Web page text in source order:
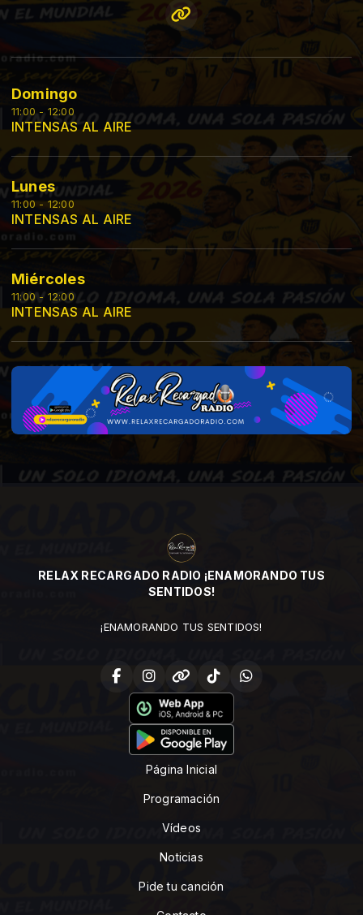
Domingo
11:00 - 12:00
INTENSAS AL AIRE
Lunes
11:00 - 12:00
INTENSAS AL AIRE
Miércoles
11:00 - 12:00
INTENSAS AL AIRE
RELAX RECARGADO RADIO ¡ENAMORANDO TUS
SENTIDOS!
¡ENAMORANDO TUS SENTIDOS!
Página Inicial
Programación
Vídeos
Noticias
Pide tu canción